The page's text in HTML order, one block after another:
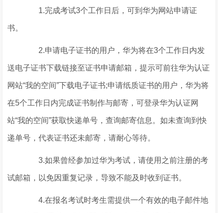
1.完成考试3个工作日后，可到华为网站申请证
书。
2.申请电子证书的用户，华为将在3个工作日内发
送电子证书下载链接至证书申请邮箱，提示可前往华为认证
网站“我的空间”下载电子证书;申请纸质证书的用户，华为将
在5个工作日内完成证书制作与邮寄，可登录华为认证网
站“我的空间”获取快递单号，查询邮寄信息。如未查询到快
递单号，代表证书还未邮寄，请耐心等待。
3.如果曾经参加过华为考试，请使用之前注册的考
试邮箱，以免因重复记录，导致不能及时收到证书。
4.在报名考试时考生需提供一个有效的电子邮件地